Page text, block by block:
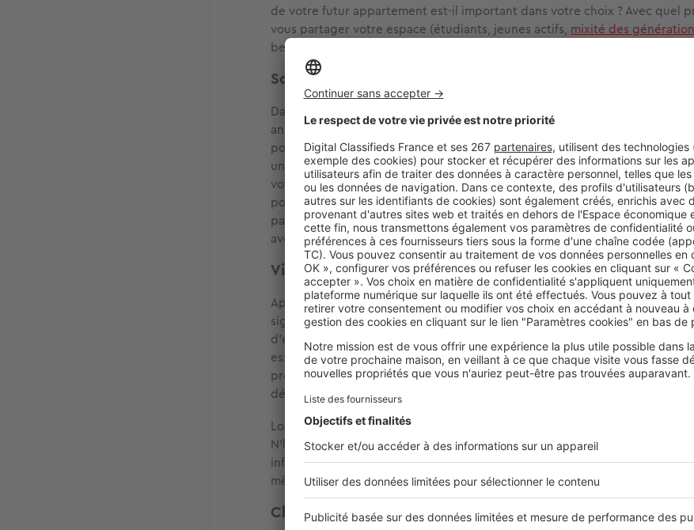
de votre futur appartement est-il important dans votre choix ? Avec quel
vous partager votre espace (étudiants, jeunes actifs, mixité des
besoin d'une ambiance calme pour vos sessions de révision ou de
Soigner votre annonce
Dans votre recherche de la colocation idéale
, la deuxième étape consiste
annonce de candidat. Présentez-vous de manière détaillée pour susciter
potentiels colocataires et donner toutes les infos nécessaires qui vous
un appartement, c'est souvent partager une certaine intimité et des
votre annonce, évoquez vos passions, vos préférences, vos activités et vos
pour la vie quotidienne. Restez authentique, car il est contre-productif de
paraître plus intéressant. Il est essentiel d'établir, dès le départ, une
avec futurs colocataires.
Visiter les colocations
Après avoir admiré les photos d'un logement et lu sa description, vous
signer le bail rapidement. C'est une erreur. Il est important de ne pas vous
d'effectuer une visite de l'appartement en colocation ou de la maison.
essentielle pour évaluer l'emplacement, les équipements et les
propriété. Une première interaction avec vos futurs colocataires permettra
déterminer si le courant passe bien entre vous, ou pas.
Lors des visites,préparez vos documents justificatifs
N'hésitez pas à aussi à poser des questions aux membres de la colocation
infos utiles. Évaluez les aspects positifs et négatifs, et n'hésitez pas à
même en cas de coup de cœur.
Choisir le bon contrat de location